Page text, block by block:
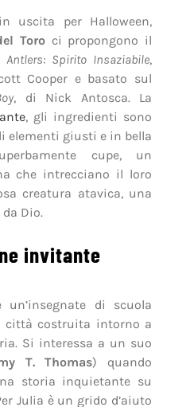
uscita per Halloween,
Toroci propongono il
Antlers: Spirito Insaziabile,
Cooper e basato sul
, di Nick Antosca. La
, gli ingredienti sono
elementi giusti e in bella
cupe, un
che intrecciano il loro
creatura atavica, una
Dio.
invitante
un’insegnate di scuola
città costruita intorno a
Si interessa a un suo
T. Thomas) quando
storia inquietante su
Julia è un grido d’aiuto